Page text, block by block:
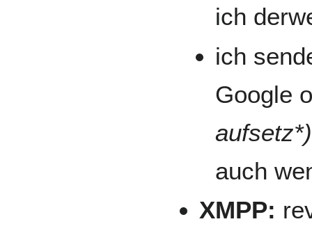
ich
ich
Google
aufsetz*)
auch
XMPP: